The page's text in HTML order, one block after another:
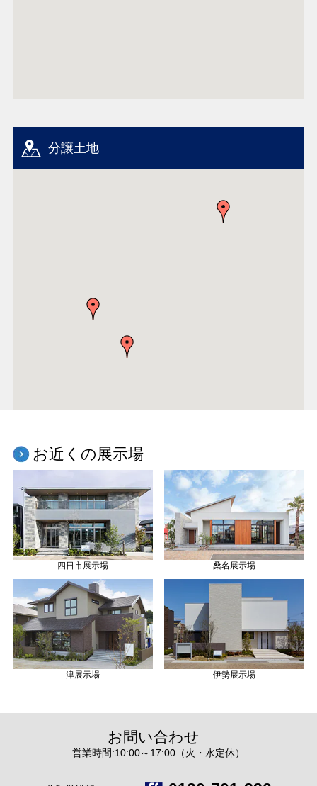
分譲土地
お近くの展示場
四日市展示場 桑名展示場
津展示場 伊勢展示場
お問い合わせ
営業時間:10:00～17:00（火・水定休）